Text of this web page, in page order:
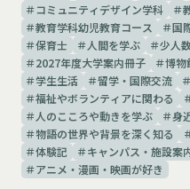
コミュニティデザイン学科
教育学科幼児教育コース
国
保育士
人間を学ぶ 少人
2027年度大学案内冊子
博物
学生生活
留学・国際交流
福祉やボランティアに関わる
人のこころや動きを学ぶ
身
物語の世界や背景を深く知る
体験記
キャンパス・施設案
アニメ・漫画・映画が好き